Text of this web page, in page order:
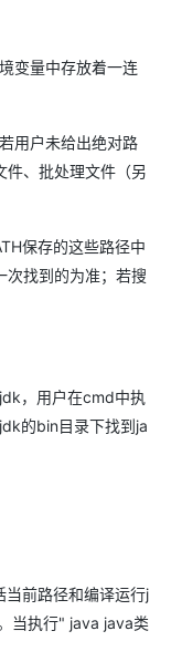
存放着一连
给出绝对路
件、批处理文件（另
的这些路径中
次找到的为准；若搜
户在cmd中执
的bin目录下找到ja
径和编译运行j
当执行" java java类